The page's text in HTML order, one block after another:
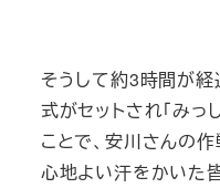
そうして約3時間が
式がセットされ「みっ
ことで、安川さんの
心地よい汗をかいた